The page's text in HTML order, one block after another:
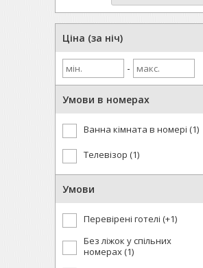
Ціна (за ніч)
-
Умови в номерах
Ванна кімната в номері (1)
Телевізор (1)
Умови
Перевірені готелі (+1)
Без ліжок у спільних
номерах (1)